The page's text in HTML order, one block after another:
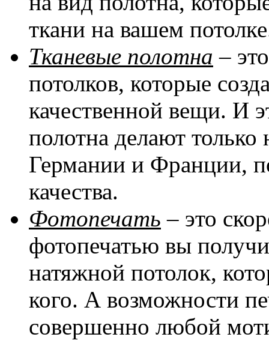
ткани на вашем
Тканевые полотна –
потолков, которые
качественной вещи. И
полотна делают
Германии и Франции,
качества.
Фотопечать – это
фотопечатью вы
натяжной потолок,
кого. А возможности
совершенно любой